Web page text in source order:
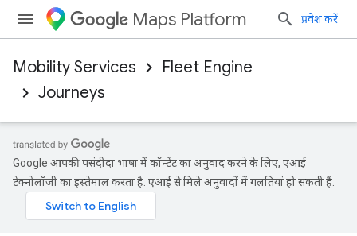
Maps Platform प्रवेश करें
Mobility Services
Fleet Engine
Journeys
Google आपकी पसंदीदा भाषा में कॉन्टेंट का अनुवाद करने के लिए, एआई
टेक्नोलॉजी का इस्तेमाल करता है. एआई से मिले अनुवादों में गलतियां हो सकती हैं.